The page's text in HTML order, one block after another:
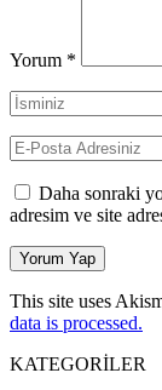
Yorum *
Daha sonraki
adresim ve site
This site uses
data is processed.
KATEGORİLER